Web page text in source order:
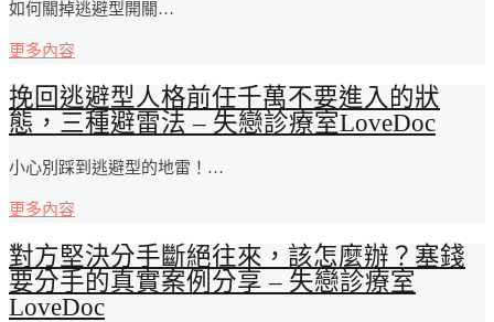
如何關掉逃避型開關…
更多內容
挽回逃避型人格前任千萬不要進入的狀
態，三種避雷法 – 失戀診療室LoveDoc
小心別踩到逃避型的地雷！…
更多內容
對方堅決分手斷絕往來，該怎麼辦？塞錢
要分手的真實案例分享 – 失戀診療室
LoveDoc